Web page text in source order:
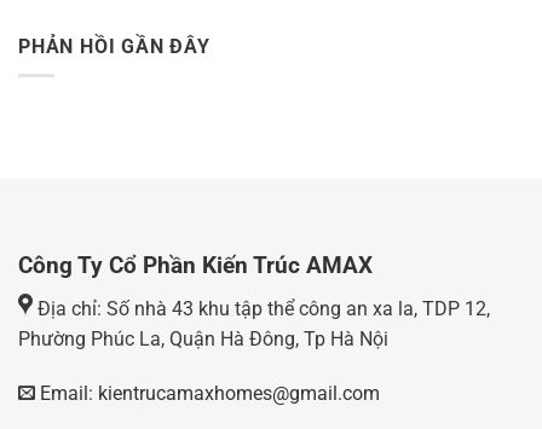
PHẢN HỒI GẦN ĐÂY
Công Ty Cổ Phần Kiến Trúc AMAX
Địa chỉ: Số nhà 43 khu tập thể công an xa la, TDP 12,
Phường Phúc La, Quận Hà Đông, Tp Hà Nội
Email: kientrucamaxhomes@gmail.com